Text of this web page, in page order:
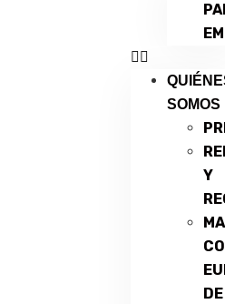
SOMOS
Y
DE